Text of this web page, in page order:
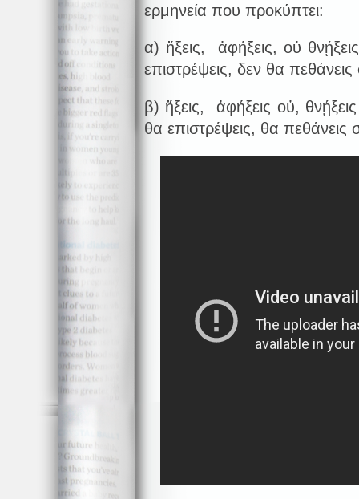
ερμηνεία που προκύπτει:
α) ἥξεις, ἀφήξεις, οὐ
επιστρέψεις, δεν θα
β) ἥξεις, ἀφήξεις οὐ,
θα επιστρέψεις, θα πεθάνεις